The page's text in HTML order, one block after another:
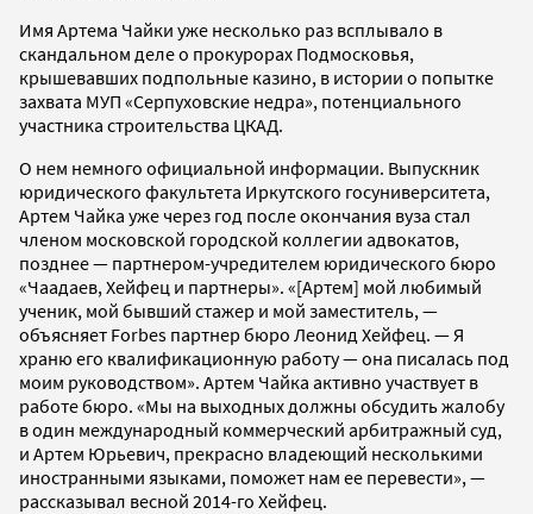
Имя Артема Чайки уже несколько раз всплывало в
скандальном деле о прокурорах Подмосковья,
крышевавших подпольные казино, в истории о попытке
захвата МУП «Серпуховские недра», потенциального
участника строительства ЦКАД.
О нем немного официальной информации. Выпускник
юридического факультета Иркутского госуниверситета,
Артем Чайка уже через год после окончания вуза стал
членом московской городской коллегии адвокатов,
позднее — партнером-учредителем юридического бюро
«Чаадаев, Хейфец и партнеры». «[Артем] мой любимый
ученик, мой бывший стажер и мой заместитель, —
объясняет Forbes партнер бюро Леонид Хейфец. — Я
храню его квалификационную работу — она писалась под
моим руководством». Артем Чайка активно участвует в
работе бюро. «Мы на выходных должны обсудить жалобу
в один международный коммерческий арбитражный суд,
и Артем Юрьевич, прекрасно владеющий несколькими
иностранными языками, поможет нам ее перевести», —
рассказывал весной 2014-го Хейфец.